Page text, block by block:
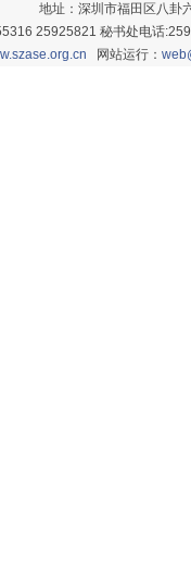
地址：深圳市福田区八卦
25925821 秘书处电话
网站运行：